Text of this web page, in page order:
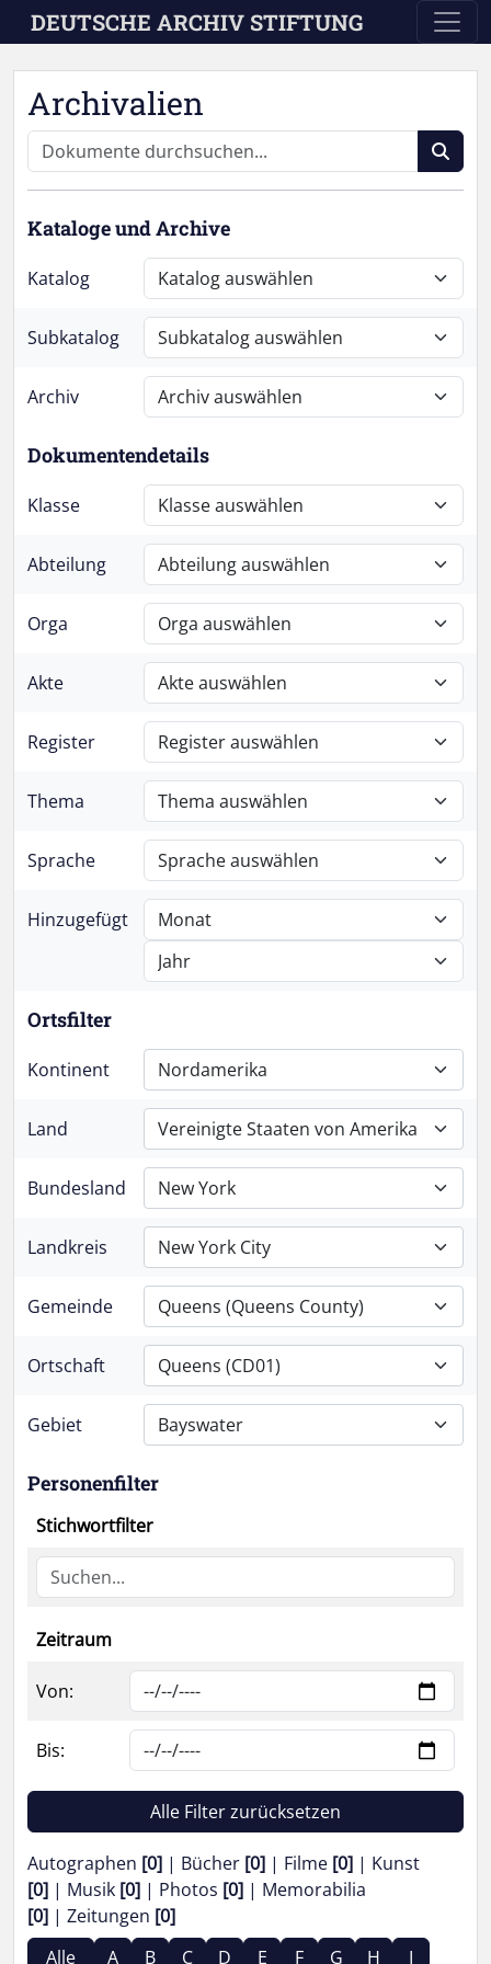
Skip to main content
DEUTSCHE ARCHIV STIFTUNG
Archivalien
Kataloge und Archive
Katalog
Subkatalog
Archiv
Dokumentendetails
Klasse
Abteilung
Orga
Akte
Register
Thema
Sprache
Hinzugefügt
Ortsfilter
Kontinent Nordamerika
Land Vereinigte Staaten von Amerika
Bundesland New York
Landkreis New York City
Gemeinde Queens (Queens County)
Ortschaft Queens (CD01)
Gebiet Bayswater
Personenfilter
Stichwortfilter
Zeitraum
Von:
Bis:
Alle Filter zurücksetzen
Autographen [0] Bücher [0] Filme [0]
Kunst
[0]
Musik [0] Photos [0]
Memorabilia
[0]
Zeitungen [0]
Alle
A B C D E F G H
I